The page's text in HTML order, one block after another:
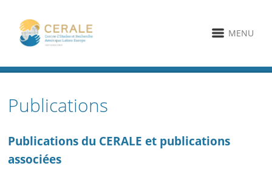
MENU
Publications
Publications du CERALE et publications
associées